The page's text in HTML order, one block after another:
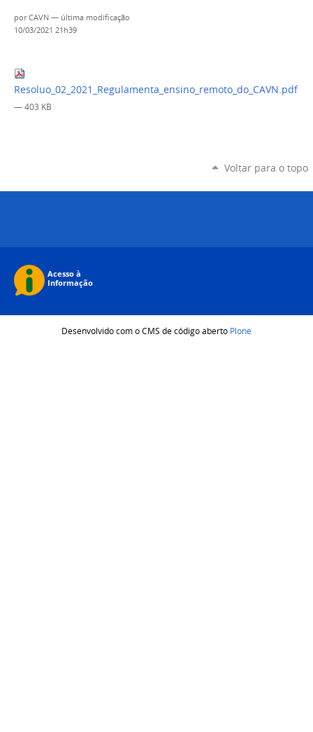
porCAVN — última modificação
10/03/2021 21h39
Resoluo_02_2021_Regulamenta_ensino_remoto_do_CAVN.pdf
— 403 KB
Voltar para o topo
Desenvolvido com o CMS de código aberto Plone